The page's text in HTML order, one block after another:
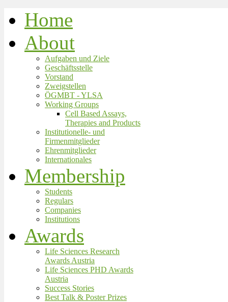
Home
About
Aufgaben und Ziele
Geschäftsstelle
Vorstand
Zweigstellen
ÖGMBT - YLSA
Working Groups
Cell Based Assays,
Therapies and Products
Institutionelle- und
Firmenmitglieder
Ehrenmitglieder
Internationales
Membership
Students
Regulars
Companies
Institutions
Awards
Life Sciences Research
Awards Austria
Life Sciences PHD Awards
Austria
Success Stories
Best Talk & Poster Prizes